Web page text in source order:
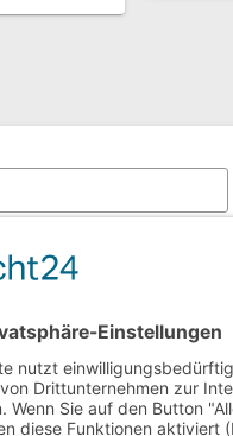
NEUE BEITRÄGE
Neue Bücher für die